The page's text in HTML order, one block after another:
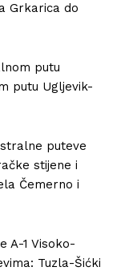
Grkarica do
putu
putu Ugljevik-
puteve
stijene i
Čemerno i
A-1 Visoko-
Tuzla-Šićki